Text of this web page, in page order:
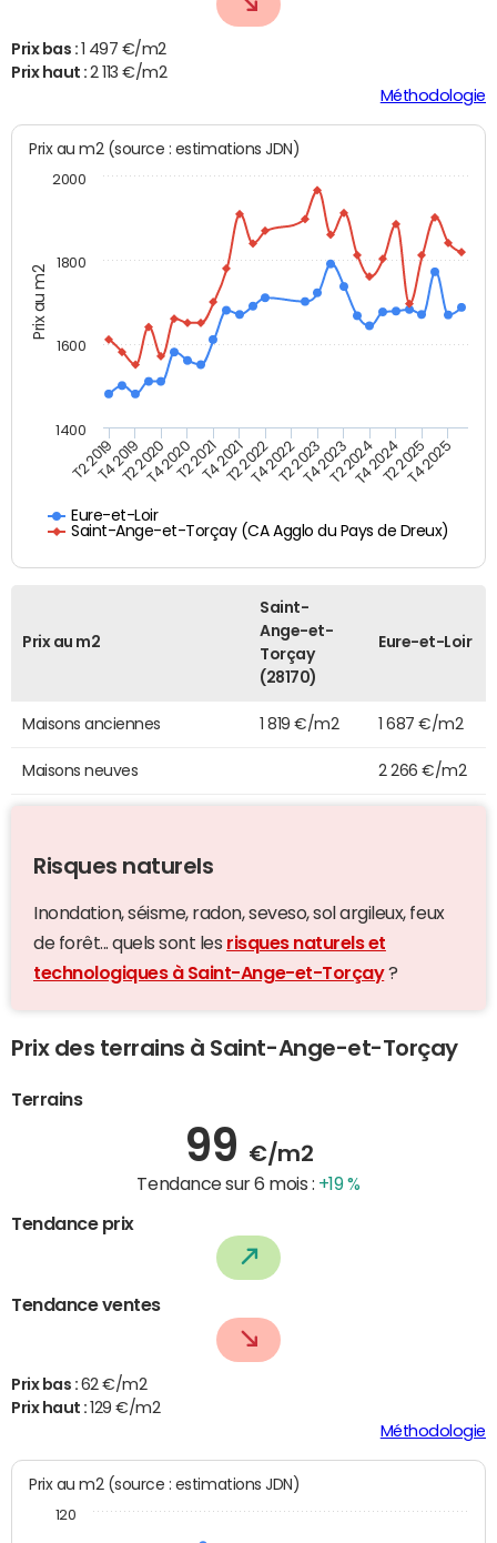
Prix bas : 1 497 €/m2
Prix haut :2 113 €/m2
Méthodologie
Prix au m2
Prix au m2 (source : estimations JDN)
Eure-et-Loir
Saint-Ange-et-Torçay (CA Agglo du Pays de Dreux)
T2 2019T4 2019T2 2020T4 2020T2 2021T4 2021T2 2022T4 2022T2 2023T4 2023T2 2024T4 2024T2 2025T4 2025
1400
1600
1800
2000
Prix au m2
Saint-
Ange-et-
Torçay
(28170)
Eure-et-Loir
Maisons anciennes 1 819 €/m2 1 687 €/m2
Maisons neuves 2 266 €/m2
Risques naturels
Inondation, séisme, radon, seveso, sol argileux, feux
de forêt... quels sont les risques naturels et
technologiques à Saint-Ange-et-Torçay?
Prix des terrains à Saint-Ange-et-Torçay
Terrains
99 €/m2
Tendance sur 6 mois : +19 %
Tendance prix
Tendance ventes
Prix bas : 62 €/m2
Prix haut : 129 €/m2
Méthodologie
Prix au m2 (source : estimations JDN)
120